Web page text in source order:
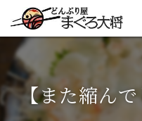
【また縮ん